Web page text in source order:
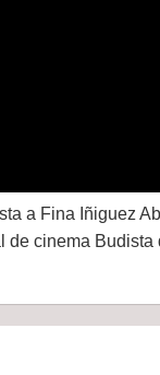
a Fina Iñiguez
de cinema Budista